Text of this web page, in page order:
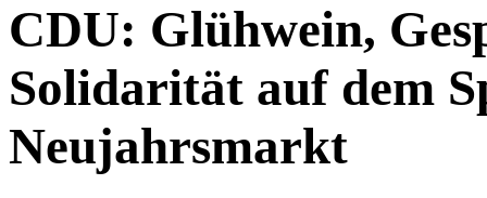
CDU: Glühwein,
Solidarität auf dem
Neujahrsmarkt